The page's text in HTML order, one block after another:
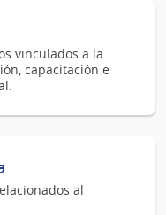
vinculados a la
capacitación e
al